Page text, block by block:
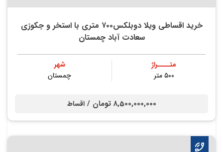
خرید اقساطی ویلا دوبلکس۷۰۰ متری با استخر و جکوزی
سعادت آباد چمستان
متــــراژ
۵۰۰ متر
شهر
چمستان
8,500,000,000 تومان / اقساط